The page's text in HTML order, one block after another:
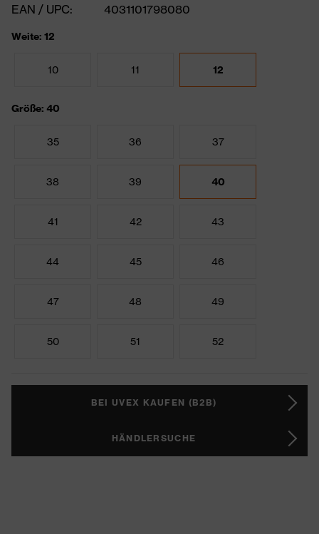
EAN / UPC:
4031101798080
Weite: 12
10 11 12
Größe: 40
35 36 37
38 39 40
41 42 43
44 45 46
47 48 49
50 51 52
BEI UVEX KAUFEN (B2B)
HÄNDLERSUCHE